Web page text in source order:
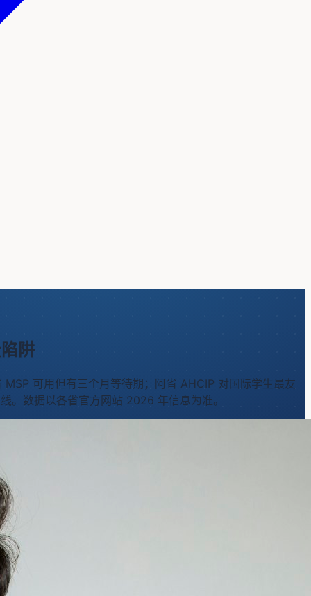
阱
可用但有三个月等待期；阿省 AHCIP 对国际学生最友
。数据以各省官方网站 2026 年信息为准。